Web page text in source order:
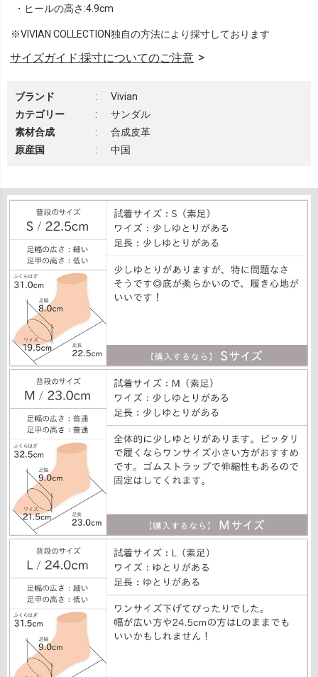
・ヒールの高さ:4.9cm
※VIVIAN COLLECTION独自の方法により採寸しております
サイズガイド:採寸についてのご注意
ブランド :
Vivian
カテゴリー
:
サンダル
素材合成
:
合成皮革
原産国
: 中国